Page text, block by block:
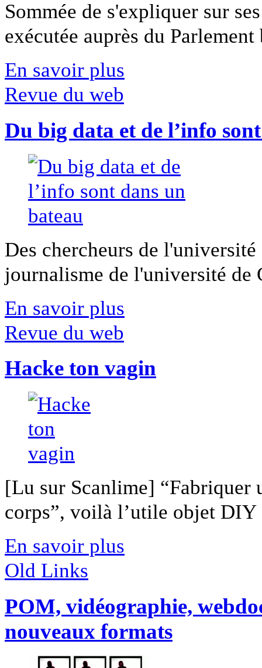
Sommée de s'expliquer sur
exécutée auprès du
En savoir plus
Revue du web
Du big data et de l’info
Des chercheurs de
journalisme de l'université
En savoir plus
Revue du web
Hacke ton vagin
[Lu sur Scanlime] “Fabriquer
corps”, voilà l’utile objet
En savoir plus
Old Links
POM, vidéographie,
nouveaux formats